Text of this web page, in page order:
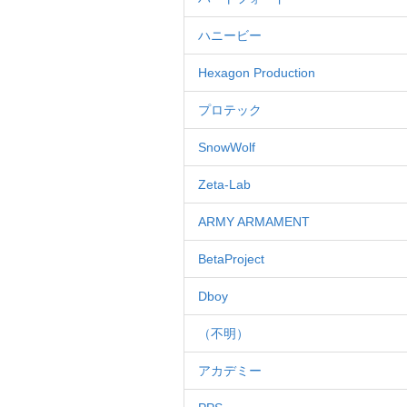
ハニービー
Hexagon Production
プロテック
SnowWolf
Zeta-Lab
ARMY ARMAMENT
BetaProject
Dboy
（不明）
アカデミー